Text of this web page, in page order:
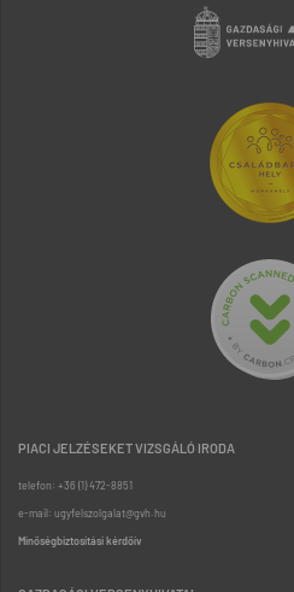
PIACI JELZÉSEKET VIZSGÁLÓ IRODA
telefon: +36 (1) 472-8851
e-mail: ugyfelszolgalat@gvh.hu
Minőségbiztosítási kérdőív